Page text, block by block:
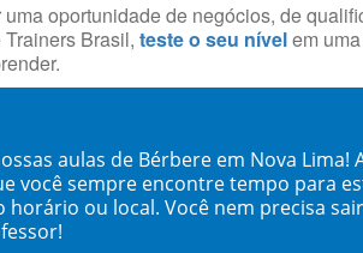
oportunidade de negócios, de
Brasil, teste o seu nívelem
aulas de Bérbere em Nova Lima!
você sempre encontre tempo para
ou local. Você nem precisa